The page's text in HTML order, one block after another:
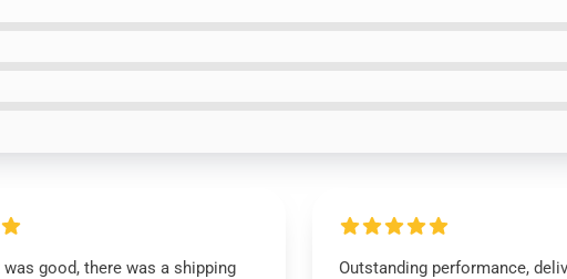
good, there was a shipping
Outstanding performance,